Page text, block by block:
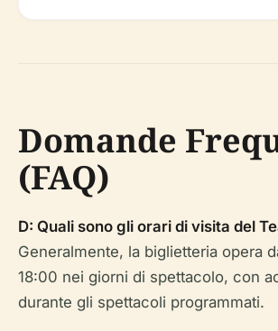
Domande
(FAQ)
D: Quali sono gli orari di visita del
Generalmente, la biglietteria opera
18:00 nei giorni di spettacolo, con
durante gli spettacoli programmati.